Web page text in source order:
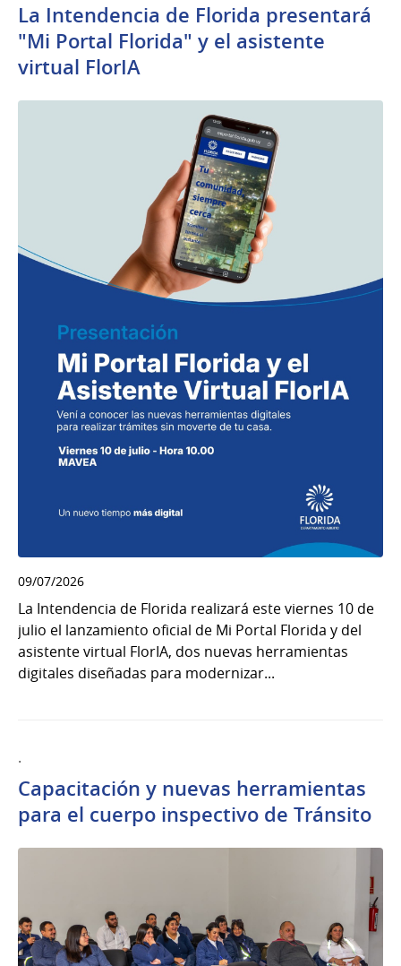
La Intendencia de Florida presentará
"Mi Portal Florida" y el asistente
virtual FlorIA
09/07/2026
La Intendencia de Florida realizará este viernes 10 de
julio el lanzamiento oficial de Mi Portal Florida y del
asistente virtual FlorIA, dos nuevas herramientas
digitales diseñadas para modernizar...
.
Capacitación y nuevas herramientas
para el cuerpo inspectivo de Tránsito